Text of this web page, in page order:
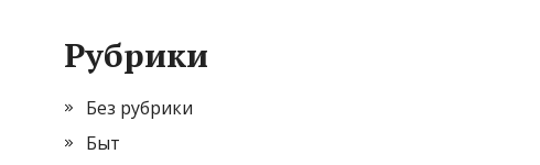
Рубрики
Без рубрики
Быт